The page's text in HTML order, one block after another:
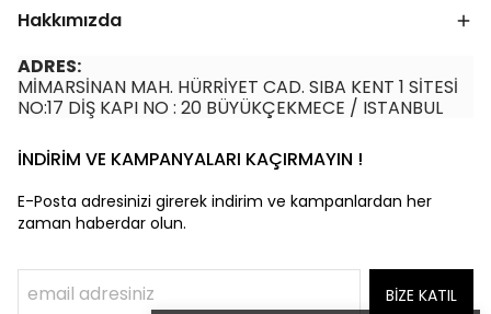
Hakkımızda
ADRES:
MİMARSİNAN MAH. HÜRRİYET CAD. SIBA KENT 1 SİTESİ
NO:17 DİŞ KAPI NO : 20 BÜYÜKÇEKMECE / ISTANBUL
İNDİRİM VE KAMPANYALARI KAÇIRMAYIN !
E-Posta adresinizi girerek indirim ve kampanlardan her
zaman haberdar olun.
BİZE KATIL